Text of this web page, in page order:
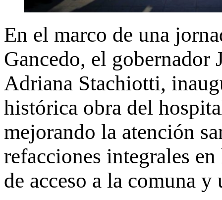
En el marco de una
Gancedo, el gobernador
Adriana Stachiotti,
histórica obra del
mejorando la atención
refacciones integrales
de acceso a la comuna